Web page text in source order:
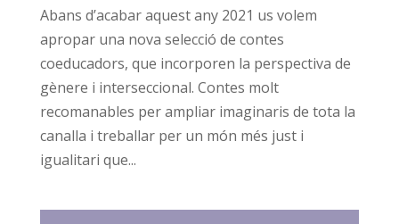
Abans d’acabar aquest any 2021 us volem
apropar una nova selecció de contes
coeducadors, que incorporen la perspectiva de
gènere i interseccional. Contes molt
recomanables per ampliar imaginaris de tota la
canalla i treballar per un món més just i
igualitari que...